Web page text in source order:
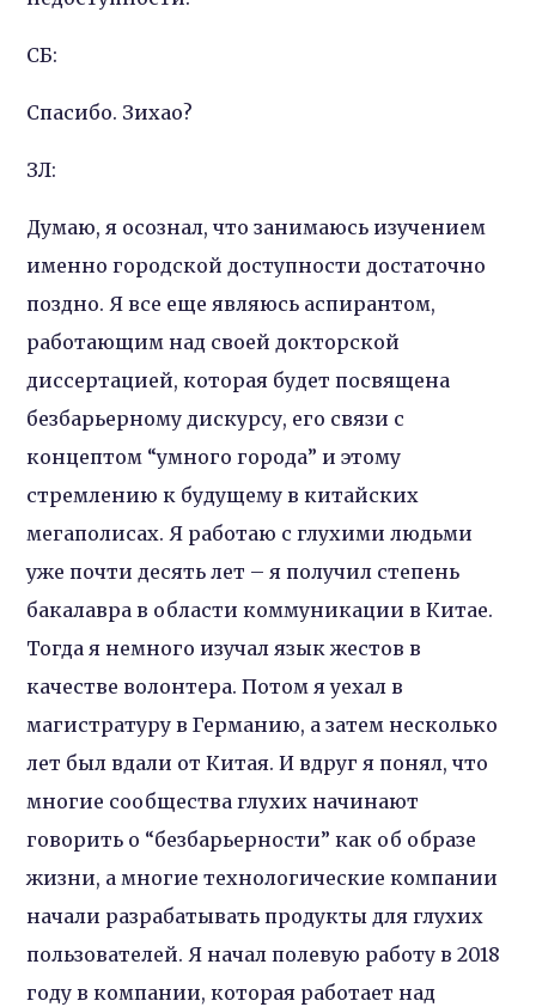
СБ:
Спасибо. Зихао?
ЗЛ:
Думаю, я осознал, что занимаюсь изучением
именно городской доступности достаточно
поздно. Я все еще являюсь аспирантом,
работающим над своей докторской
диссертацией, которая будет посвящена
безбарьерному дискурсу, его связи с
концептом “умного города” и этому
стремлению к будущему в китайских
мегаполисах. Я работаю с глухими людьми
уже почти десять лет – я получил степень
бакалавра в области коммуникации в Китае.
Тогда я немного изучал язык жестов в
качестве волонтера. Потом я уехал в
магистратуру в Германию, а затем несколько
лет был вдали от Китая. И вдруг я понял, что
многие сообщества глухих начинают
говорить о “безбарьерности” как об образе
жизни, а многие технологические компании
начали разрабатывать продукты для глухих
пользователей. Я начал полевую работу в 2018
году в компании, которая работает над